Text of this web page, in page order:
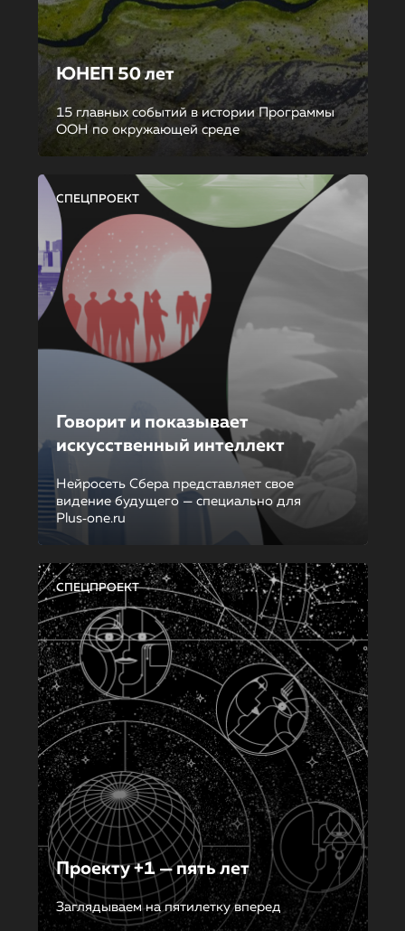
ЮНЕП 50 лет
15 главных событий в истории Программы
ООН по окружающей среде
СПЕЦПРОЕКТ
Говорит и показывает
искусственный интеллект
Нейросеть Сбера представляет свое
видение будущего — специально для
Plus‑one.ru
СПЕЦПРОЕКТ
Проекту +1 — пять лет
Заглядываем на пятилетку вперед